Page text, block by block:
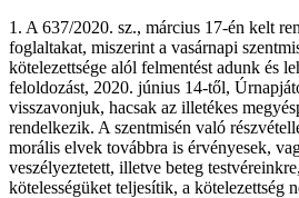
1. A 637/2020. sz., március 17-én kelt
foglaltakat, miszerint a vasárnapi
kötelezettsége alól felmentést adunk és
feloldozást, 2020. június 14-től,
visszavonjuk, hacsak az illetékes
rendelkezik. A szentmisén való
morális elvek továbbra is érvényesek,
veszélyeztetett, illetve beteg
kötelességüket teljesítik, a kötelezettség